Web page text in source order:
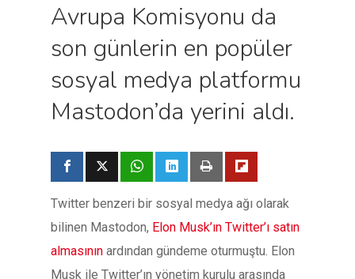
Avrupa Komisyonu da
son günlerin en popüler
sosyal medya platformu
Mastodon’da yerini aldı.
Twitter benzeri bir sosyal medya ağı olarak
bilinen Mastodon, Elon Musk’ın Twitter’ı satın
almasının ardından gündeme oturmuştu. Elon
Musk ile Twitter’ın yönetim kurulu arasında